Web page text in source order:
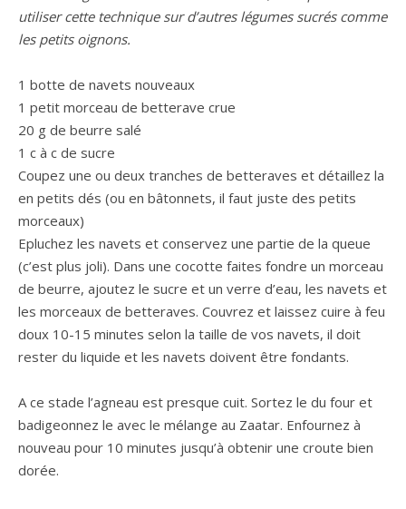
utiliser cette technique sur d’autres légumes sucrés comme
les petits oignons.
1 botte de navets nouveaux
1 petit morceau de betterave crue
20 g de beurre salé
1 c à c de sucre
Coupez une ou deux tranches de betteraves et détaillez la
en petits dés (ou en bâtonnets, il faut juste des petits
morceaux)
Epluchez les navets et conservez une partie de la queue
(c’est plus joli). Dans une cocotte faites fondre un morceau
de beurre, ajoutez le sucre et un verre d’eau, les navets et
les morceaux de betteraves. Couvrez et laissez cuire à feu
doux 10-15 minutes selon la taille de vos navets, il doit
rester du liquide et les navets doivent être fondants.
A ce stade l’agneau est presque cuit. Sortez le du four et
badigeonnez le avec le mélange au Zaatar. Enfournez à
nouveau pour 10 minutes jusqu’à obtenir une croute bien
dorée.